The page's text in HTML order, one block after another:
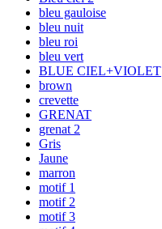
bleu gauloise
bleu nuit
bleu roi
bleu vert
BLUE CIEL+VIOLET
brown
crevette
GRENAT
grenat 2
Gris
Jaune
marron
motif 1
motif 2
motif 3